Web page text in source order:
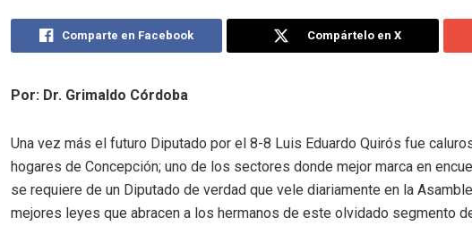
Comparte en Facebook Compártelo en X
Por: Dr. Grimaldo Córdoba
Una vez más el futuro Diputado por el 8-8 Luis Eduardo Quirós fue
hogares de Concepción; uno de los sectores donde mejor marca en
se requiere de un Diputado de verdad que vele diariamente en la
mejores leyes que abracen a los hermanos de este olvidado segmento